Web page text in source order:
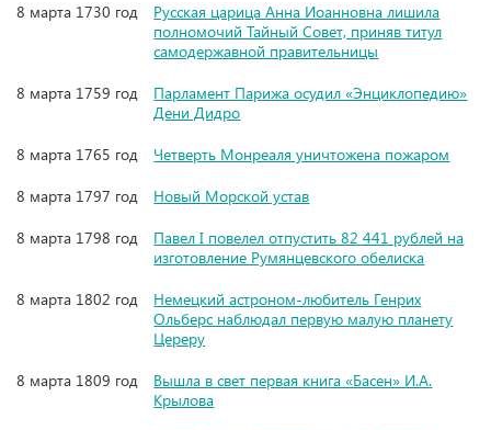
8 марта 1730 год
Русская царица Анна Иоанновна лишила
полномочий Тайный Совет, приняв титул
самодержавной правительницы
8 марта 1759 год
Парламент Парижа осудил «Энциклопедию»
Дени Дидро
8 марта 1765 год
Четверть Монреаля уничтожена пожаром
8 марта 1797 год
Новый Морской устав
8 марта 1798 год
Павел I повелел отпустить 82 441 рублей на
изготовление Румянцевского обелиска
8 марта 1802 год
Немецкий астроном-любитель Генрих
Ольберс наблюдал первую малую планету
Цереру
8 марта 1809 год
Вышла в свет первая книга «Басен» И.А.
Крылова